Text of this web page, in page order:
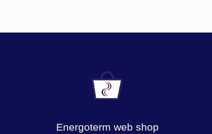
Energoterm web shop